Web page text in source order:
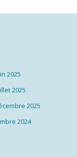
2025
2025
2025
2024